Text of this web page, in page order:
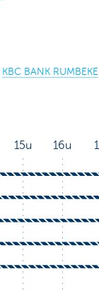
KBC BANK RUMBEKE